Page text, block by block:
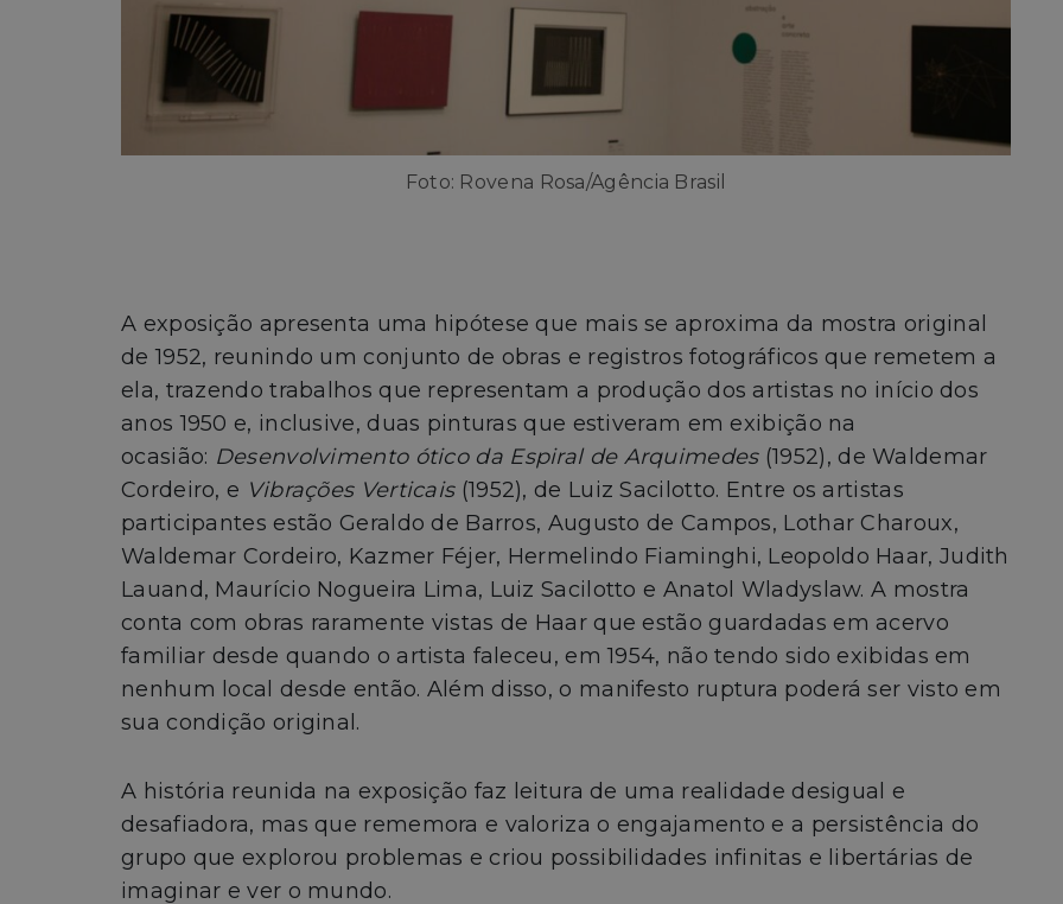
Foto: Rovena Rosa/Agência Brasil
A exposição apresenta uma hipótese que mais se aproxima da mostra original
de 1952, reunindo um conjunto de obras e registros fotográficos que remetem a
ela, trazendo trabalhos que representam a produção dos artistas no início dos
anos 1950 e, inclusive, duas pinturas que estiveram em exibição na
ocasião: Desenvolvimento ótico da Espiral de Arquimedes (1952), de Waldemar
Cordeiro, e Vibrações Verticais (1952), de Luiz Sacilotto. Entre os artistas
participantes estão Geraldo de Barros, Augusto de Campos, Lothar Charoux,
Waldemar Cordeiro, Kazmer Féjer, Hermelindo Fiaminghi, Leopoldo Haar, Judith
Lauand, Maurício Nogueira Lima, Luiz Sacilotto e Anatol Wladyslaw. A mostra
conta com obras raramente vistas de Haar que estão guardadas em acervo
familiar desde quando o artista faleceu, em 1954, não tendo sido exibidas em
nenhum local desde então. Além disso, o manifesto ruptura poderá ser visto em
sua condição original.
A história reunida na exposição faz leitura de uma realidade desigual e
desafiadora, mas que rememora e valoriza o engajamento e a persistência do
grupo que explorou problemas e criou possibilidades infinitas e libertárias de
imaginar e ver o mundo.